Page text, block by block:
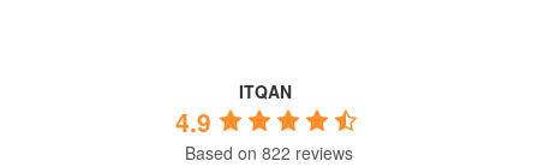
ITQAN
4.9
Based on 822 reviews